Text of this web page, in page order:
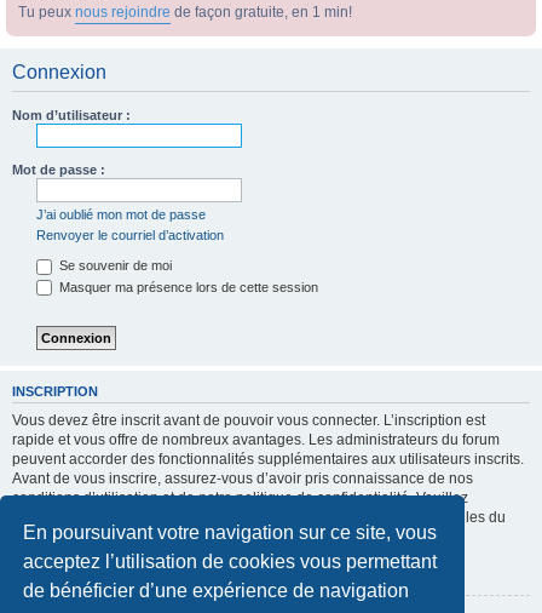
En poursuivant votre navigation sur ce site, vous
acceptez l’utilisation de cookies vous permettant
de bénéficier d’une expérience de navigation
Tu peux nous rejoindre de façon gratuite, en 1 min!
Connexion
Nom d’utilisateur :
Mot de passe :
J’ai oublié mon mot de passe
Renvoyer le courriel d’activation
Se souvenir de moi
Masquer ma présence lors de cette session
INSCRIPTION
Vous devez être inscrit avant de pouvoir vous connecter. L’inscription est
rapide et vous offre de nombreux avantages. Les administrateurs du forum
peuvent accorder des fonctionnalités supplémentaires aux utilisateurs inscrits.
Avant de vous inscrire, assurez-vous d’avoir pris connaissance de nos
conditions d’utilisation et de notre politique de confidentialité. Veuillez
également prendre le temps de consulter attentivement toutes les règles du
forum lors de votre navigation.
Conditions d’utilisation|Politique de confidentialité